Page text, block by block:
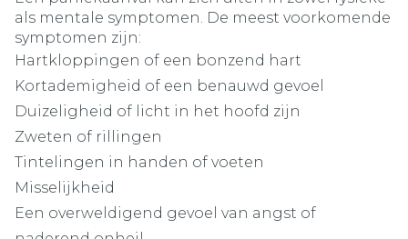
als mentale symptomen. De meest voorkomende
symptomen zijn:
Hartkloppingen of een bonzend hart
Kortademigheid of een benauwd gevoel
Duizeligheid of licht in het hoofd zijn
Zweten of rillingen
Tintelingen in handen of voeten
Misselijkheid
Een overweldigend gevoel van angst of